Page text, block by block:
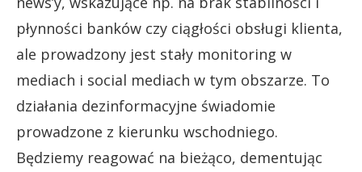
płynności banków czy ciągłości obsługi klienta,
ale prowadzony jest stały monitoring w
mediach i social mediach w tym obszarze. To
działania dezinformacyjne świadomie
prowadzone z kierunku wschodniego.
Będziemy reagować na bieżąco, dementując